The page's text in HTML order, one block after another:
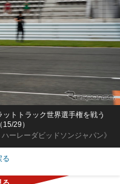
ハーレーダビッドソンジャパン》
トトラック世界選手権を戦う
29）
る